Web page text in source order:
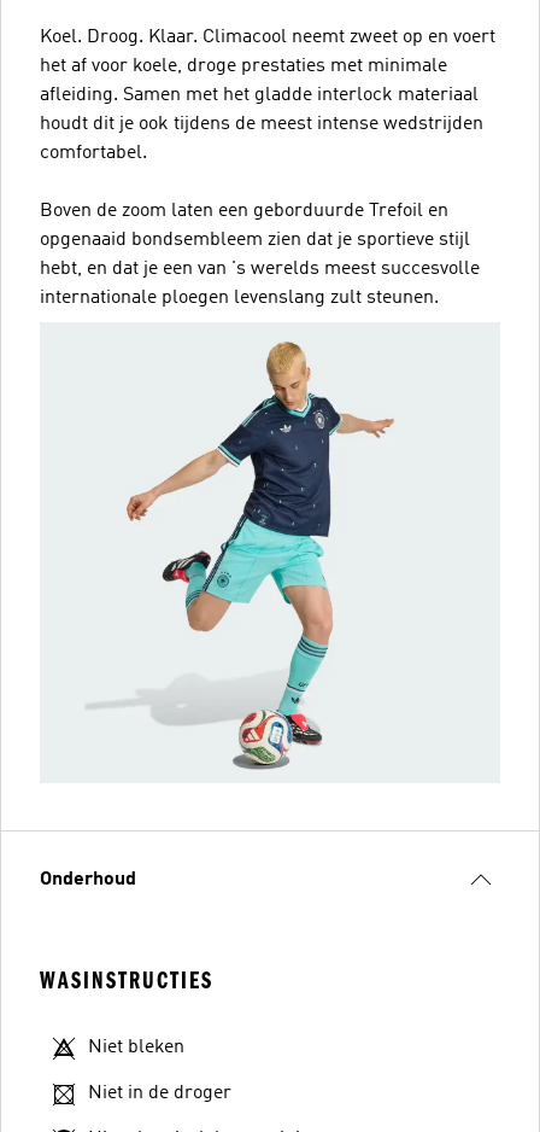
Koel. Droog. Klaar. Climacool neemt zweet op en voert
het af voor koele, droge prestaties met minimale
afleiding. Samen met het gladde interlock materiaal
houdt dit je ook tijdens de meest intense wedstrijden
comfortabel.
Boven de zoom laten een geborduurde Trefoil en
opgenaaid bondsembleem zien dat je sportieve stijl
hebt, en dat je een van 's werelds meest succesvolle
internationale ploegen levenslang zult steunen.
Onderhoud
WASINSTRUCTIES
Niet bleken
Niet in de droger